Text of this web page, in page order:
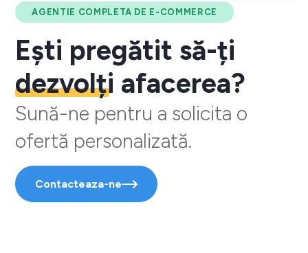
AGENTIE COMPLETA DE E-COMMERCE
Ești pregătit să-ți
dezvolți afacerea?
Sună-ne pentru a solicita o
ofertă personalizată.
Contacteaza-ne